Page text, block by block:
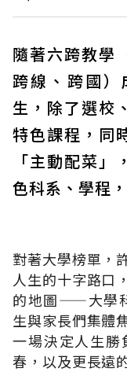
隨著六跨教學
跨線、跨國
生，除了選校
特色課程，同
「主動配菜
色科系、學程
對著大學榜單，
人生的十字路口
的地圖——大學
生與家長們集體
一場決定人生勝
春，以及更長遠